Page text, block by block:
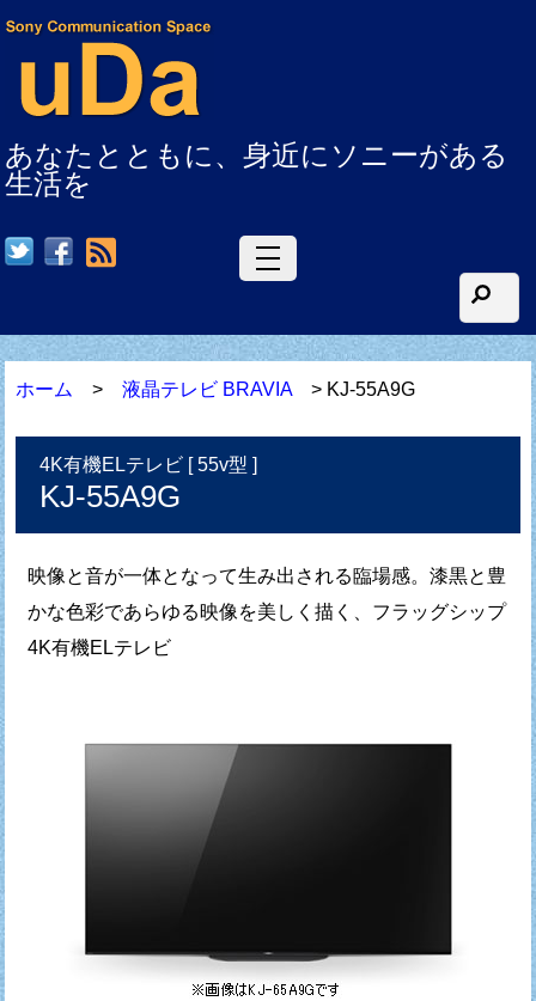
あなたとともに、身近にソニーがある
生活を
ホーム >液晶テレビ BRAVIA> KJ-55A9G
4K有機ELテレビ [ 55v型 ]
KJ-55A9G
映像と音が一体となって生み出される臨場感。漆黒と豊
かな色彩であらゆる映像を美しく描く、フラッグシップ
4K有機ELテレビ